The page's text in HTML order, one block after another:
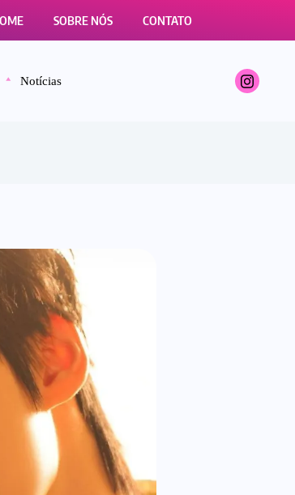
SOBRE NÓS CONTATO
Notícias